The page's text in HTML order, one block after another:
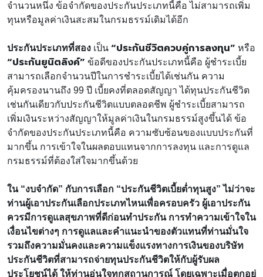
จำนวนหนึ่ง ข้อจำกัดของประกันประเภทนี้คือ ไม่สามารถเพิ่ม
ทุนหรือมูลค่าเงินสะสมในกรมธรรม์เดิมได้อีก
ประกันประเภทที่สอง เป็น “ประกันชีวิตควบคู่การลงทุน” หรือ
“ประกันยูนิตลิงค์” ข้อดีของประกันประเภทนี้คือ ผู้ชำระเบี้ย
สามารถเลือกจำนวนปีในการชำระเบี้ยได้เช่นกัน ความ
คุ้มครองนานถึง 99 ปี เบี้ยคงที่ตลอดสัญญา ได้ทุนประกันชีวิต
เช่นกันเดียวกับประกันชีวิตแบบตลอดชีพ ผู้ชำระเบี้ยสามารถ
เพิ่มเงินระหว่างสัญญาให้มูลค่าเงินในกรมธรรม์สูงขึ้นได้ ข้อ
จำกัดของประกันประเภทนี้คือ ความซับซ้อนของแบบประกันที่
มากขึ้น การเข้าใจในผลตอบแทนจากการลงทุน และการดูแล
กรมธรรม์ที่ต้องใส่ใจมากขึ้นด้วย
ใน “งบจำกัด” กับการเลือก “ประกันชีวิตเบี้ยต่ำทุนสูง” ไม่ว่าจะ
ท่านผู้เอาประกันเลือกประเภทไหนเพื่อครอบครัว ผู้เอาประกัน
ควรมีการดูแลสุขภาพที่ดีก่อนทำประกัน การทำความเข้าใจใน
เงื่อนไขต่างๆ การดูแลและคำแนะนำของตัวแทนที่ท่านมั่นใจ
รวมถึงความมั่นคงและความแข็งแรงทางการเงินของบริษัท
ประกันชีวิตที่สามารถจ่ายทุนประกันชีวิตให้กับผู้รับผล
ประโยชน์ได้ ให้ท่านอุ่นใจทุกสถานการณ์ โดยเฉพาะเมื่อตกอยู่